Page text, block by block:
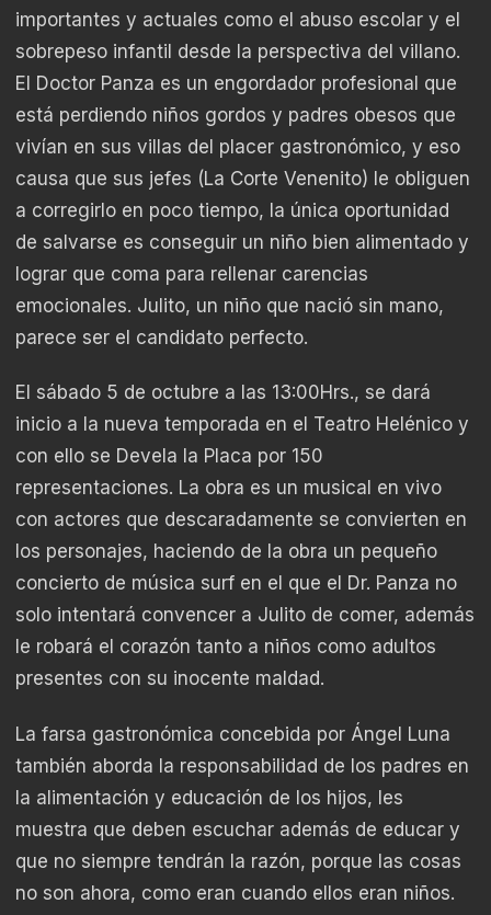
importantes y actuales como el abuso escolar y el
sobrepeso infantil desde la perspectiva del villano.
El Doctor Panza es un engordador profesional que
está perdiendo niños gordos y padres obesos que
vivían en sus villas del placer gastronómico, y eso
causa que sus jefes (La Corte Venenito) le obliguen
a corregirlo en poco tiempo, la única oportunidad
de salvarse es conseguir un niño bien alimentado y
lograr que coma para rellenar carencias
emocionales. Julito, un niño que nació sin mano,
parece ser el candidato perfecto.
El sábado 5 de octubre a las 13:00Hrs., se dará
inicio a la nueva temporada en el Teatro Helénico y
con ello se Devela la Placa por 150
representaciones. La obra es un musical en vivo
con actores que descaradamente se convierten en
los personajes, haciendo de la obra un pequeño
concierto de música surf en el que el Dr. Panza no
solo intentará convencer a Julito de comer, además
le robará el corazón tanto a niños como adultos
presentes con su inocente maldad.
La farsa gastronómica concebida por Ángel Luna
también aborda la responsabilidad de los padres en
la alimentación y educación de los hijos, les
muestra que deben escuchar además de educar y
que no siempre tendrán la razón, porque las cosas
no son ahora, como eran cuando ellos eran niños.